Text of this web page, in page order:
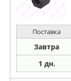
Поставка
Завтра
1 дн.